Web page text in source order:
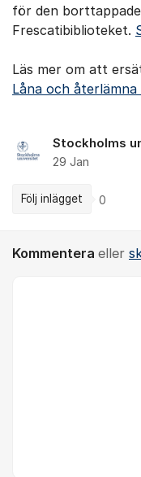
för den
Frescatibiblioteket.
Läs mer om att
Låna och återlämna
Stockholms
29 Jan
Följ inlägget 0
Kommentera eller